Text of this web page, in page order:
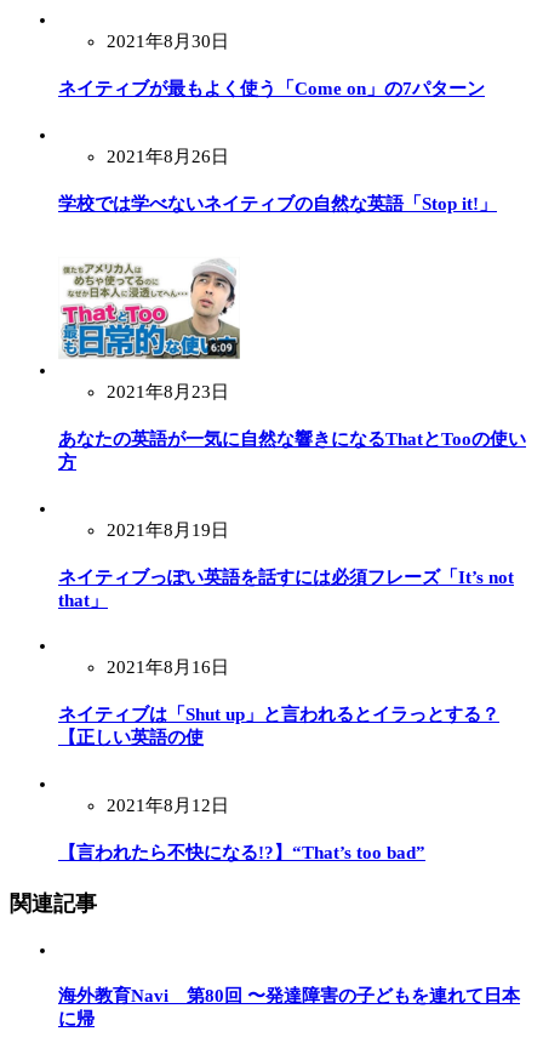
2021年8月30日
ネイティブが最もよく使う「Come on」の7パターン
2021年8月26日
学校では学べないネイティブの自然な英語「Stop it!」
2021年8月23日
あなたの英語が一気に自然な響きになるThatとTooの使い
方
2021年8月19日
ネイティブっぽい英語を話すには必須フレーズ「It’s not
that」
2021年8月16日
ネイティブは「Shut up」と言われるとイラっとする？
【正しい英語の使
2021年8月12日
【言われたら不快になる!?】“That’s too bad”
関連記事
海外教育Navi 第80回 〜発達障害の子どもを連れて日本
に帰